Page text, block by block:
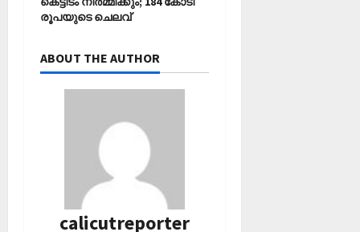
രൂപയുടെ ചെലവ്
ABOUT THE AUTHOR
calicutreporter